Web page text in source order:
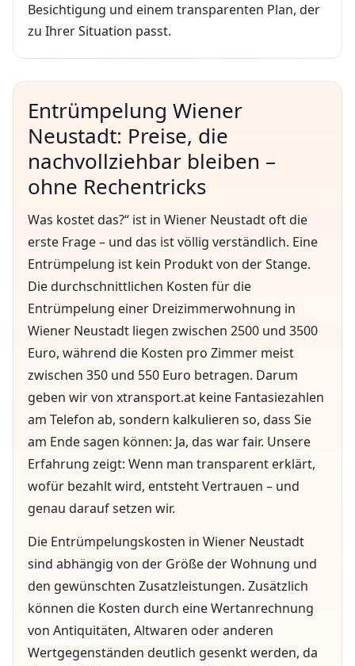
Besichtigung und einem transparenten Plan, der
zu Ihrer Situation passt.
Entrümpelung Wiener
Neustadt: Preise, die
nachvollziehbar bleiben –
ohne Rechentricks
Was kostet das?“ ist in Wiener Neustadt oft die
erste Frage – und das ist völlig verständlich. Eine
Entrümpelung ist kein Produkt von der Stange.
Die durchschnittlichen Kosten für die
Entrümpelung einer Dreizimmerwohnung in
Wiener Neustadt liegen zwischen 2500 und 3500
Euro, während die Kosten pro Zimmer meist
zwischen 350 und 550 Euro betragen. Darum
geben wir von xtransport.at keine Fantasiezahlen
am Telefon ab, sondern kalkulieren so, dass Sie
am Ende sagen können: Ja, das war fair. Unsere
Erfahrung zeigt: Wenn man transparent erklärt,
wofür bezahlt wird, entsteht Vertrauen – und
genau darauf setzen wir.
Die Entrümpelungskosten in Wiener Neustadt
sind abhängig von der Größe der Wohnung und
den gewünschten Zusatzleistungen. Zusätzlich
können die Kosten durch eine Wertanrechnung
von Antiquitäten, Altwaren oder anderen
Wertgegenständen deutlich gesenkt werden, da